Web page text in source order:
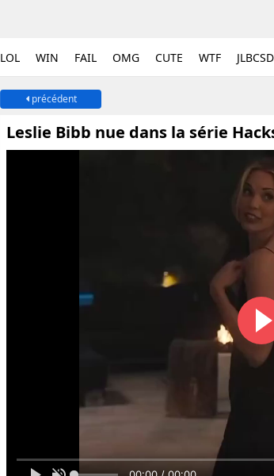
LOL WIN FAIL OMG CUTE WTF
précédent
Leslie Bibb nue dans la série